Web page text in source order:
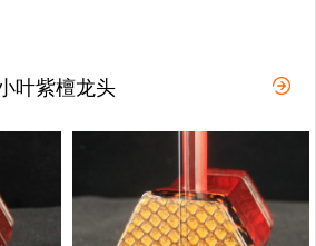
叶紫檀龙头